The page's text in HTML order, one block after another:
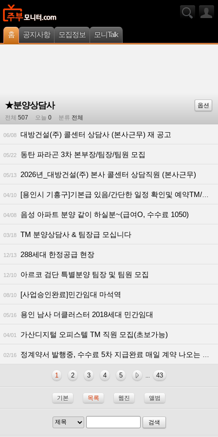
홈 공지사항 모집정보 모니Talk
★분양상담사
옵션
전체 507 오늘 0 분류 전체
06/08 대방건설(주) 콜센터 상담사 (본사근무) 재 공고
05/22 동탄 파라곤 3차 본부장/팀장/팀원 모집
05/13 2026년_대방건설(주) 본사 콜센터 상담직원 (본사근무)
04/10 [용인시 기흥구]기본급 있음/간단한 일정 확인및 예약TM/왕초보가능
04/08 음성 아파트 분양 같이 하실분~(급여O, 수수료 1050)
03/18 TM 분양상담사 & 팀장급 모십니다
12/13 288세대 한정공급 현장
12/10 아르코 검단 특별분양 팀장 및 팀원 모집
08/10 [사업승인완료]민간임대 마석역
05/16 용인 남사 더클러스터 2018세대 민간임대
04/01 가산디지털 오피스텔 TM 직원 모집(초보가능)
02/16 정계약서 발행중, 수수료 5차 지급완료 매일 계약 나오는 현장 “신광교 클라우드시티” 현장에서 함께하실분
1 2 3 4 5 ... 43
기본 목록 웹진 앨범
검색